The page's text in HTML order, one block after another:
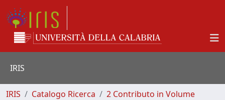
IRIS
IRIS Catalogo Ricerca
2 Contributo in Volume